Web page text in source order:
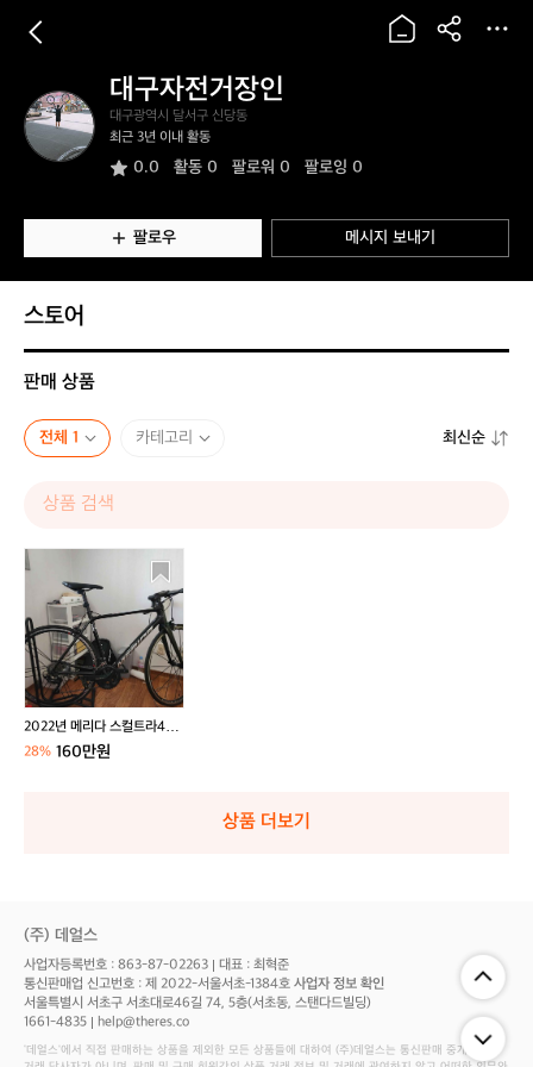
대
구
자
장
대구자전거장인
대구광역시 달서구 신당동
최근 3년 이내 활동
0.0 활동 0 팔로워 0 팔로잉 0
팔로우 메시지 보내기
스토어
판매 상품
전체 1 카테고리 최신순
2
2
년
메
리
다
스
컬
2022년 메리다 스컬트라40
0
28% 160만원
상품 더보기
(주) 데얼스
사업자등록번호 : 863-87-02263 대표 : 최혁준
통신판매업 신고번호 : 제 2022-서울서초-1384호 사업자 정보 확인
서울특별시 서초구 서초대로46길 74, 5층(서초동, 스탠다드빌딩)
1661-4835
help@theres.co
‘데얼스'에서 직접 판매하는 상품을 제외한 모든 상품들에 대하여 (주)데얼스는 통신판매 중개자로서